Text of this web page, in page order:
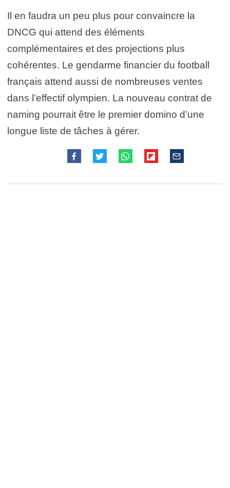
Il en faudra un peu plus pour convaincre la
DNCG qui attend des éléments
complémentaires et des projections plus
cohérentes. Le gendarme financier du football
français attend aussi de nombreuses ventes
dans l’effectif olympien. La nouveau contrat de
naming pourrait être le premier domino d’une
longue liste de tâches à gérer.